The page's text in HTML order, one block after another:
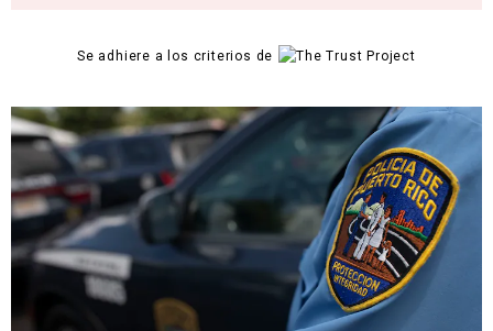
Se adhiere a los criterios de